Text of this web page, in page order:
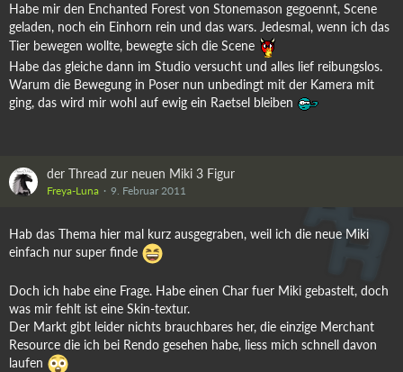
Habe mir den Enchanted Forest von Stonemason gegoennt, Scene
geladen, noch ein Einhorn rein und das wars. Jedesmal, wenn ich das
Tier bewegen wollte, bewegte sich die Scene
Habe das gleiche dann im Studio versucht und alles lief reibungslos.
Warum die Bewegung in Poser nun unbedingt mit der Kamera mit
ging, das wird mir wohl auf ewig ein Raetsel bleiben
der Thread zur neuen Miki 3 Figur
Freya-Luna 9. Februar 2011
Hab das Thema hier mal kurz ausgegraben, weil ich die neue Miki
einfach nur super finde
Doch ich habe eine Frage. Habe einen Char fuer Miki gebastelt, doch
was mir fehlt ist eine Skin-textur.
Der Markt gibt leider nichts brauchbares her, die einzige Merchant
Resource die ich bei Rendo gesehen habe, liess mich schnell davon
laufen